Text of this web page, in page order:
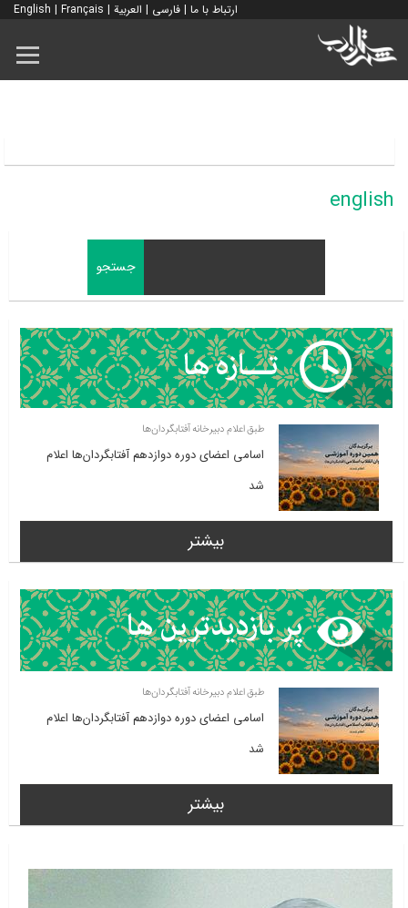
ارتباط با ما | فارسی | العربية |
English | Français
english
طبق اعلام دبیرخانه آفتابگردان‌ها
اسامی اعضای دوره دوازدهم آفتابگردان‌ها اعلام
شد
بیشتر
طبق اعلام دبیرخانه آفتابگردان‌ها
اسامی اعضای دوره دوازدهم آفتابگردان‌ها اعلام
شد
بیشتر